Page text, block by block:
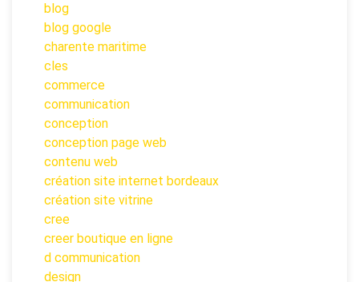
blog
blog google
charente maritime
cles
commerce
communication
conception
conception page web
contenu web
création site internet bordeaux
création site vitrine
cree
creer boutique en ligne
d communication
design